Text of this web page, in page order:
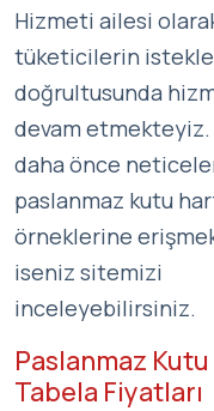
Hizmeti ailesi
tüketicilerin
doğrultusunda
devam
daha önce
paslanmaz kutu
örneklerine
iseniz sitemizi
inceleyebilirsiniz.
Paslanmaz
Tabela Fiyatları